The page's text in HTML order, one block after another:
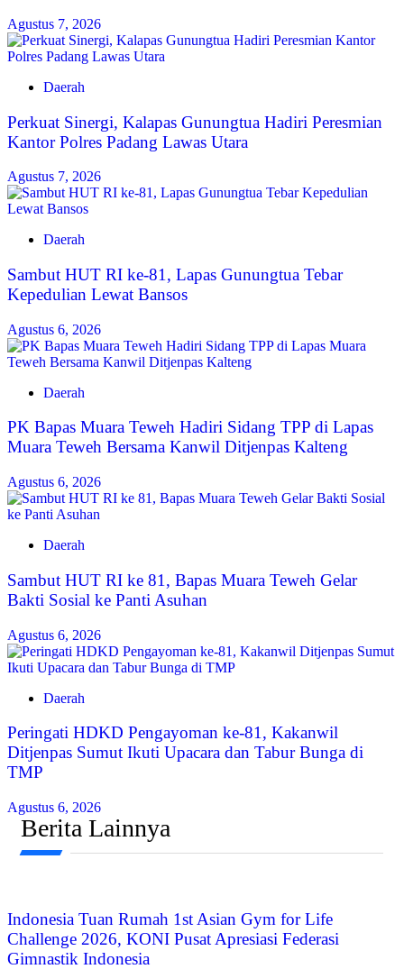
Agustus 7, 2026
Daerah
Perkuat Sinergi, Kalapas Gunungtua Hadiri Peresmian
Kantor Polres Padang Lawas Utara
Agustus 7, 2026
Daerah
Sambut HUT RI ke-81, Lapas Gunungtua Tebar
Kepedulian Lewat Bansos
Agustus 6, 2026
Daerah
‎PK Bapas Muara Teweh Hadiri Sidang TPP di Lapas
Muara Teweh Bersama Kanwil Ditjenpas Kalteng
Agustus 6, 2026
Daerah
‎Sambut HUT RI ke 81, Bapas Muara Teweh Gelar
Bakti Sosial ke Panti Asuhan
Agustus 6, 2026
Daerah
Peringati HDKD Pengayoman ke-81, Kakanwil
Ditjenpas Sumut Ikuti Upacara dan Tabur Bunga di
TMP
Agustus 6, 2026
Berita Lainnya
Indonesia Tuan Rumah 1st Asian Gym for Life
Challenge 2026, KONI Pusat Apresiasi Federasi
Gimnastik Indonesia